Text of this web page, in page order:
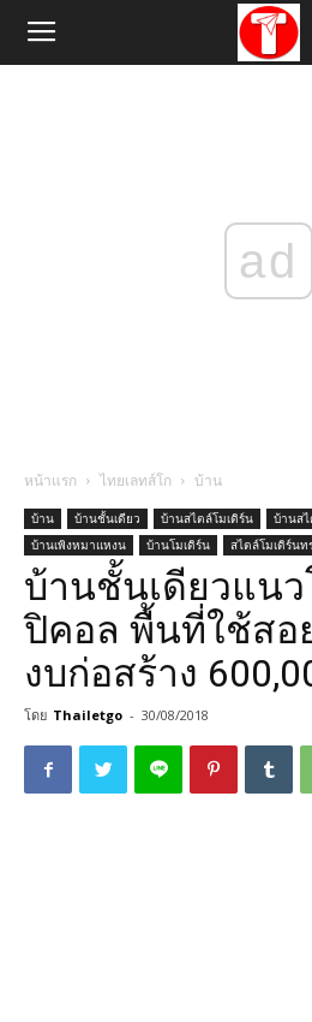
ad
หน้าแรก ไทยเลทส์โก บ้าน
บ้าน บ้านชั้นเดียว บ้านสไตล์โมเดิร์น
บ้านส
บ้านเพิงหมาแหงน
บ้านโมเดิร์น สไตล์โมเดิร์น
บ้านชั้นเดียวแนว
ปิคอล พื้นที่ใช้สอ
งบก่อสร้าง
โดย Thailetgo - 30/08/2018